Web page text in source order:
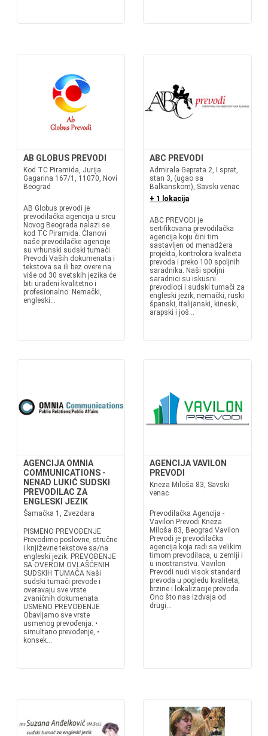
AB GLOBUS PREVODI
Kod TC Piramida, Jurija
Gagarina 167/1, 11070, Novi
Beograd
AB Globus prevodi je
prevodilačka agencija u srcu
Novog Beograda nalazi se
kod TC Piramida. Članovi
naše prevodilačke agencije
su vrhunski sudski tumači.
Prevodi Vaših dokumenata i
tekstova sa ili bez overe na
više od 30 svetskih jezika će
biti urađeni kvalitetno i
profesionalno. Nemački,
engleski...
ABC PREVODI
Admirala Geprata 2, I sprat,
stan 3, (ugao sa
Balkanskom), Savski venac
+ 1 lokacija
ABC PREVODI je
sertifikovana prevodilačka
agencija koju čini tim
sastavljen od menadžera
projekta, kontrolora kvaliteta
prevoda i preko 100 spoljnih
saradnika. Naši spoljni
saradnici su iskusni
prevodioci i sudski tumači za
engleski jezik, nemački, ruski
španski, italijanski, kineski,
arapski i još...
AGENCIJA OMNIA
COMMUNICATIONS -
NENAD LUKIĆ SUDSKI
PREVODILAC ZA
ENGLESKI JEZIK
Šamačka 1, Zvezdara
PISMENO PREVOÐENJE
Prevodimo poslovne, stručne
i književne tekstove sa/na
engleski jezik. PREVOÐENJE
SA OVEROM OVLAŠĆENIH
SUDSKIH TUMAČA Naši
sudski tumači prevode i
overavaju sve vrste
zvaničnih dokumenata.
USMENO PREVOÐENJE
Obavljamo sve vrste
usmenog prevođenja: •
simultano prevođenje, •
konsek...
AGENCIJA VAVILON
PREVODI
Kneza Miloša 83, Savski
venac
Prevodilačka Agencija -
Vavilon Prevodi Kneza
Miloša 83, Beograd Vavilon
Prevodi je prevodilačka
agencija koja radi sa velikim
timom prevodilaca, u zemlji i
u inostranstvu. Vavilon
Prevodi nudi visok standard
prevoda u pogledu kvaliteta,
brzine i lokalizacije prevoda.
Ono što nas izdvaja od
drugi...